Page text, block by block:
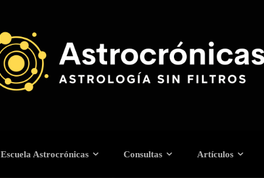
Escuela Astrocrónicas Consultas Artículos